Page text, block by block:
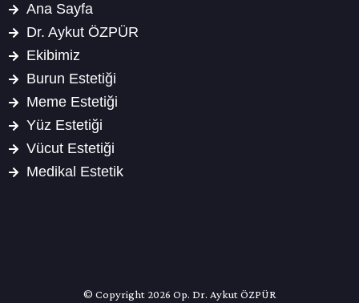
Ana Sayfa
Dr. Aykut ÖZPÜR
Ekibimiz
Burun Estetiği
Meme Estetiği
Yüz Estetiği
Vücut Estetiği
Medikal Estetik
© Copyright 2026 Op. Dr. Aykut ÖZPÜR